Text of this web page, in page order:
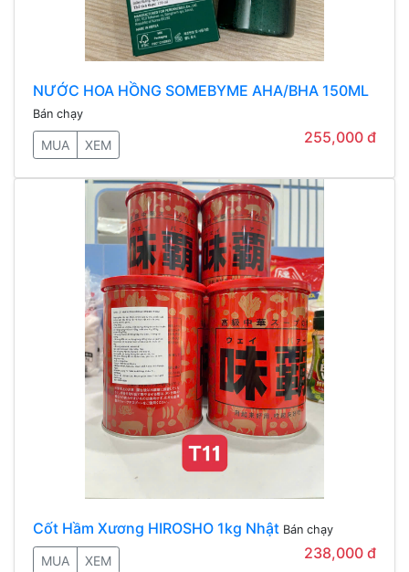
NƯỚC HOA HỒNG SOMEBYME AHA/BHA 150ML
Bán chạy
MUA XEM 255,000 đ
Cốt Hầm Xương HIROSHO 1kg Nhật Bán chạy
MUA XEM 238,000 đ